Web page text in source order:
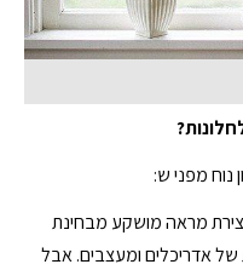
נוח מפני ש:
מראה מושקע מבחינת
של אדריכלים ומעצבים. אבל